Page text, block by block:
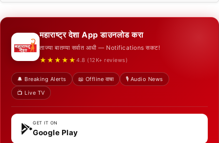
महाराष्ट्र देशा App डाउनलोड करा
ताज्या बातम्या सर्वात आधी — Notifications सकट!
★★★★★ 4.8 (12K+ reviews)
🔔 Breaking Alerts 📖 Offline वाचा
🎙️ Audio News
📺 Live TV
GET IT ON
Google Play